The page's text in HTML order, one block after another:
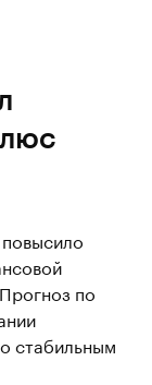
по
стабильным